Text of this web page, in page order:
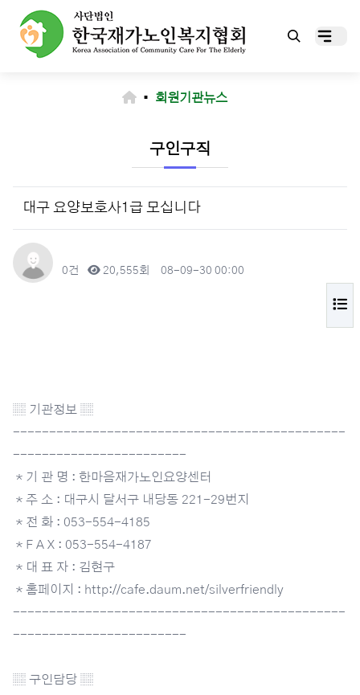
▪ 회원기관뉴스
구인구직
대구 요양보호사1급 모십니다
댓글
0건 조회20,555회 작성일
08-09-30 00:00
▒ 기관정보 ▒
----------------------------------------------
------------------------
＊기 관 명 : 한마음재가노인요양센터
＊주 소 : 대구시 달서구 내당동 221-29번지
＊전 화 : 053-554-4185
＊F A X : 053-554-4187
＊대 표 자 : 김현구
＊홈페이지 : http://cafe.daum.net/silverfriendly
----------------------------------------------
------------------------
▒ 구인담당 ▒